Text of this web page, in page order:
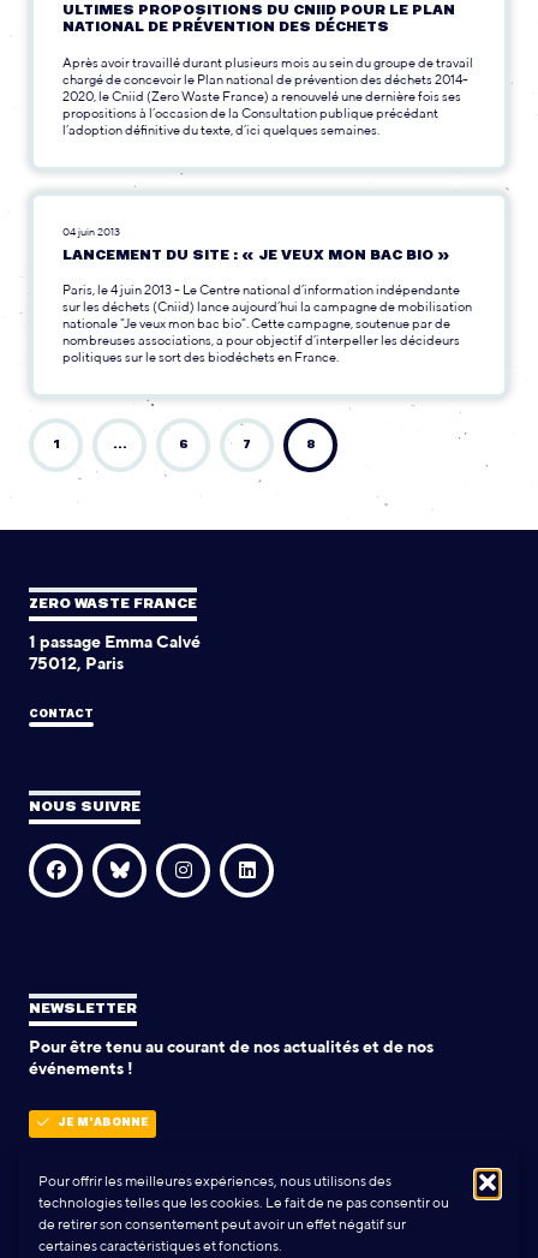
Pour offrir les meilleures expériences, nous utilisons des
technologies telles que les cookies. Le fait de ne pas consentir ou
de retirer son consentement peut avoir un effet négatif sur
certaines caractéristiques et fonctions.
ULTIMES PROPOSITIONS DU CNIID POUR LE PLAN
NATIONAL DE PRÉVENTION DES DÉCHETS
Après avoir travaillé durant plusieurs mois au sein du groupe de travail
chargé de concevoir le Plan national de prévention des déchets 2014-
2020, le Cniid (Zero Waste France) a renouvelé une dernière fois ses
propositions à l’occasion de la Consultation publique précédant
l’adoption définitive du texte, d’ici quelques semaines.
04 juin 2013
LANCEMENT DU SITE : « JE VEUX MON BAC BIO »
Paris, le 4 juin 2013 - Le Centre national d’information indépendante
sur les déchets (Cniid) lance aujourd’hui la campagne de mobilisation
nationale "Je veux mon bac bio". Cette campagne, soutenue par de
nombreuses associations, a pour objectif d’interpeller les décideurs
politiques sur le sort des biodéchets en France.
1 … 6 7 8
ZERO WASTE FRANCE
1 passage Emma Calvé
75012, Paris
CONTACT
NOUS SUIVRE
NEWSLETTER
Pour être tenu au courant de nos actualités et de nos
événements !
JE M'ABONNE
POLITIQUE DE CONFIDENTIALITÉ